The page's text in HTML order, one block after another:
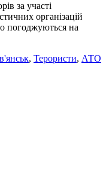
за участі
організацій
погоджуються на
, Терористи, АТО